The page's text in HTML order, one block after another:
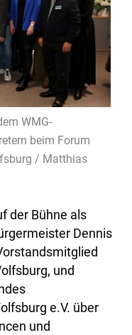
WMG-
beim Forum
/ Matthias
der Bühne als
Dennis
und
e.V. über
und